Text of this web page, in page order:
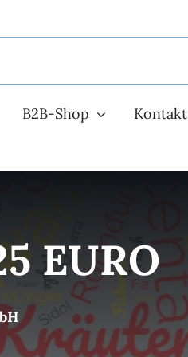
B2B-Shop Kontakt
EURO